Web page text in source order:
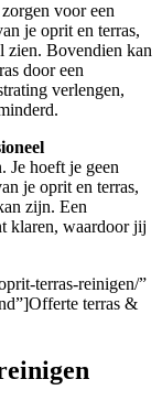
voor een
je oprit en terras,
zien. Bovendien kan
door een
verlengen,
Je hoeft je geen
je oprit en terras,
zijn. Een
klaren, waardoor jij
terras-reinigen/”
terras &